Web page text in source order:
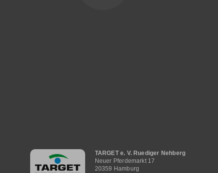
Hauptnavigation
TARGET e. V. Ruediger Nehberg
Neuer Pferdemarkt 17
20359 Hamburg